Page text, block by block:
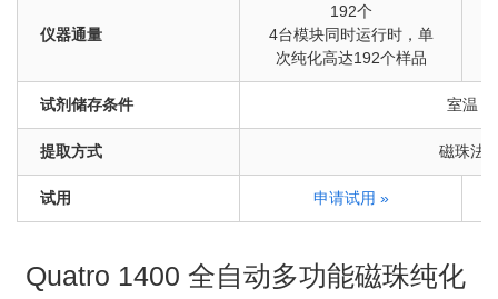
仪器通量
192个
4台模块同时运行时，单
次纯化高达192个样品
试剂储存条件 室温
提取方式 磁珠法
试用 申请试用 »
Quatro 1400 全自动多功能磁珠纯化